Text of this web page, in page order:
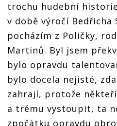
trochu hudební
v době výročí Bedřicha
pocházím z Poličky,
Martinů. Byl jsem
bylo opravdu
bylo docela nejisté,
zahrají, protože
a trému vystoupit, ta
zpočátku opravdu